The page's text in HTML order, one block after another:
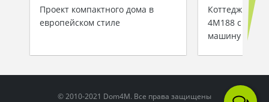
Проект компактного дома в
европейском стиле
Коттедж с
4M188 с
машину
© 2010-2021 Dom4M. Все права защищены